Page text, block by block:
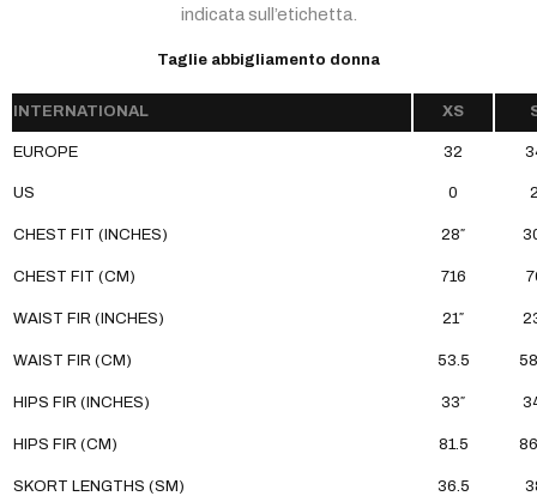
indicata sull’etichetta.
Taglie abbigliamento donna
INTERNATIONAL XS
EUROPE 32
US 0
CHEST FIT (INCHES) 28″
CHEST FIT (CM) 716
WAIST FIR (INCHES) 21″
WAIST FIR (CM) 53.5
HIPS FIR (INCHES) 33″
HIPS FIR (CM) 81.5
SKORT LENGTHS (SM) 36.5